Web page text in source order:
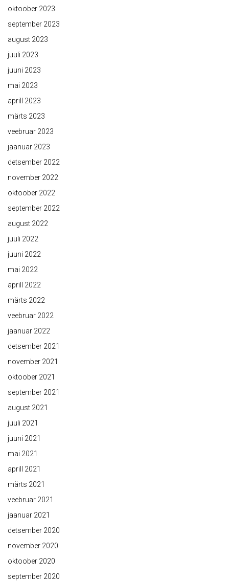
oktoober 2023
september 2023
august 2023
juuli 2023
juuni 2023
mai 2023
aprill 2023
märts 2023
veebruar 2023
jaanuar 2023
detsember 2022
november 2022
oktoober 2022
september 2022
august 2022
juuli 2022
juuni 2022
mai 2022
aprill 2022
märts 2022
veebruar 2022
jaanuar 2022
detsember 2021
november 2021
oktoober 2021
september 2021
august 2021
juuli 2021
juuni 2021
mai 2021
aprill 2021
märts 2021
veebruar 2021
jaanuar 2021
detsember 2020
november 2020
oktoober 2020
september 2020